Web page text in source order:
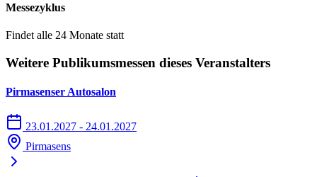
Messezyklus
Findet alle 24 Monate statt
Weitere Publikumsmessen dieses Veranstalters
Pirmasenser Autosalon
23.01.2027 - 24.01.2027
Pirmasens